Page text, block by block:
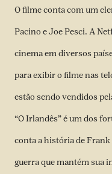
O filme conta com um
Pacino e Joe Pesci. A
cinema em diversos
para exibir o filme nas
estão sendo vendidos
“O Irlandês” é um dos
conta a história de
guerra que mantém sua